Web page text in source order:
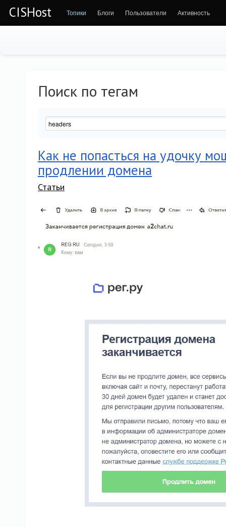
CISHost Топики Блоги Пользователи Активность
Поиск по тегам
Как не попасться на удочку
продлении домена
Статьи